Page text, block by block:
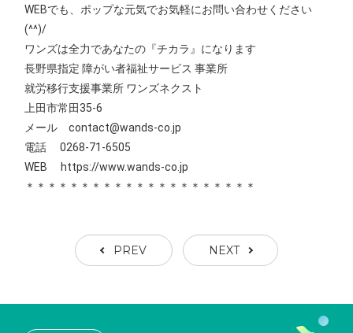
WEBでも、ポップな元気でお気軽にお問い合わせください
(^^)/
ワンズは全力であなたの『チカラ』になります
長野県指定 障がい者福祉サービス 事業所
就労移行支援事業所 ワンズネクスト
上田市常田35-6
メール contact@wands-co.jp
電話 0268-71-6505
WEB
https://www.wands-co.jp
＊＊＊＊＊＊＊＊＊＊＊＊＊＊＊＊＊＊＊＊＊
PREV NEXT